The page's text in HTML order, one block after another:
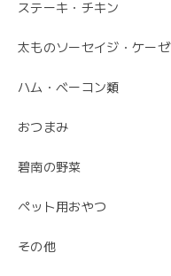
ステーキ・チキン
太ものソーセイジ・ケーゼ
ハム・ベーコン類
おつまみ
碧南の野菜
ペット用おやつ
その他